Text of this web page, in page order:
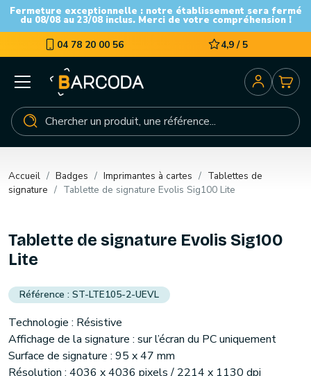
Fermeture exceptionnelle : notre établissement sera fermé
du 08/08 au 23/08 inclus. Merci de votre compréhension !
04 78 20 00 56 4,9 / 5
Accueil Badges Imprimantes à cartes
Tablettes de
signature
Tablette de signature Evolis Sig100 Lite
Tablette de signature Evolis Sig100
Lite
ST-LTE105-2-UEVL
Technologie : Résistive
Affichage de la signature : sur l’écran du PC uniquement
Surface de signature : 95 x 47 mm
Résolution : 4036 x 4036 pixels / 2214 x 1130 dpi